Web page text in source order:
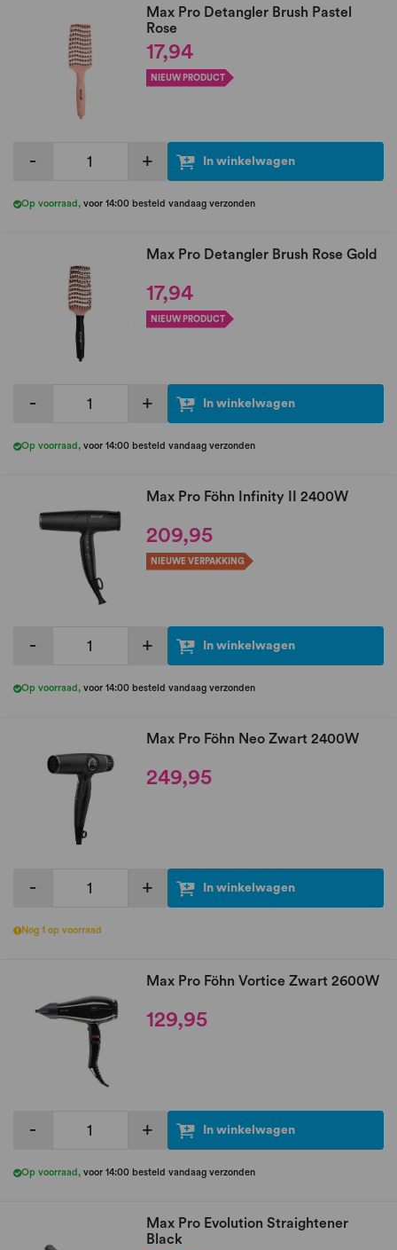
Max Pro Detangler Brush Pastel
Rose
17,94
NIEUW PRODUCT
- + In winkelwagen
Op voorraad , voor 14:00 besteld vandaag verzonden
Max Pro Detangler Brush Rose Gold
17,94
NIEUW PRODUCT
- + In winkelwagen
Op voorraad , voor 14:00 besteld vandaag verzonden
Max Pro Föhn Infinity II 2400W
209,95
NIEUWE VERPAKKING
- + In winkelwagen
Op voorraad , voor 14:00 besteld vandaag verzonden
Max Pro Föhn Neo Zwart 2400W
249,95
- + In winkelwagen
Nog 1 op voorraad
Max Pro Föhn Vortice Zwart 2600W
129,95
- + In winkelwagen
Op voorraad , voor 14:00 besteld vandaag verzonden
Max Pro Evolution Straightener
Black